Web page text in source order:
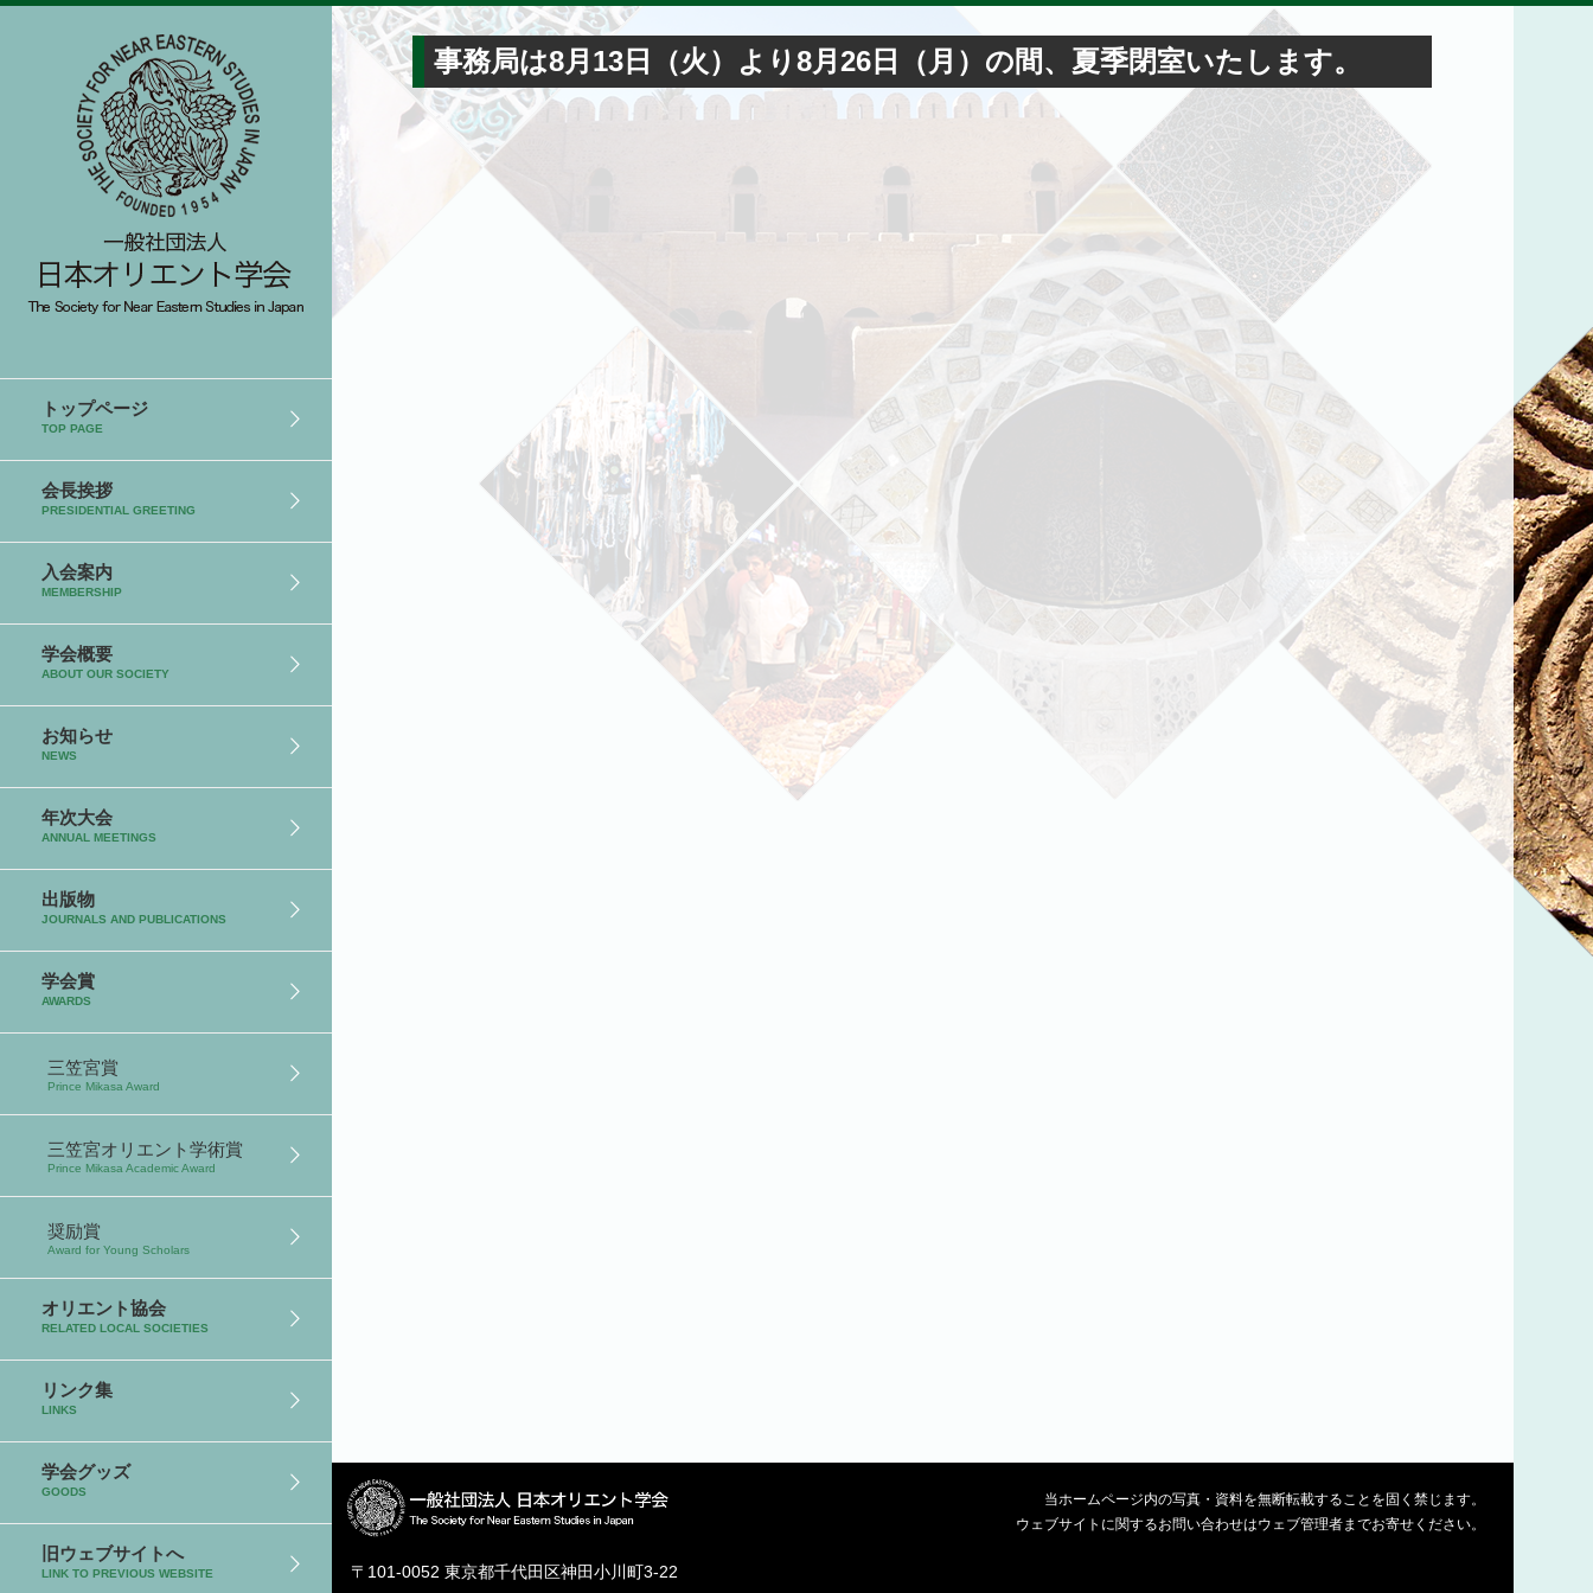
トップページ
TOP PAGE
会長挨拶
PRESIDENTIAL GREETING
入会案内
MEMBERSHIP
学会概要
ABOUT OUR SOCIETY
お知らせ
NEWS
年次大会
ANNUAL MEETINGS
出版物
JOURNALS AND PUBLICATIONS
学会賞
AWARDS
三笠宮賞
Prince Mikasa Award
三笠宮オリエント学術賞
Prince Mikasa Academic Award
奨励賞
Award for Young Scholars
オリエント協会
RELATED LOCAL SOCIETIES
リンク集
LINKS
学会グッズ
GOODS
旧ウェブサイトへ
LINK TO PREVIOUS WEBSITE
事務局は8月13日（火）より8月26日（月）の間、夏季閉室いたします。
〒101-0052 東京都千代田区神田小川町3-22
当ホームページ内の写真・資料を無断転載することを固く禁じます。
ウェブサイトに関するお問い合わせはウェブ管理者までお寄せください。